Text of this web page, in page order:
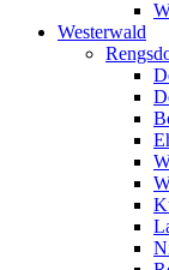
Westerwald